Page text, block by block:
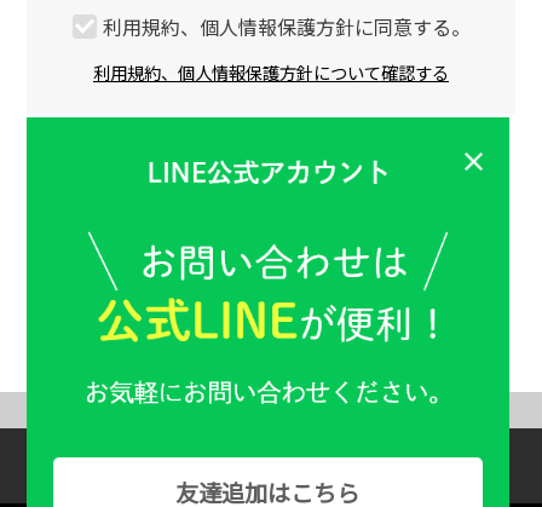
友達追加はこちら
利用規約、個人情報保護方針に同意する。
利用規約、個人情報保護方針について確認する
ABOUT US Help & Guide